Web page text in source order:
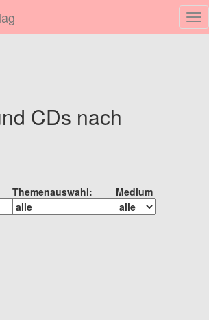
CDs nach
Themenauswahl: Medium